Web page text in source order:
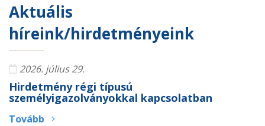
Aktuális
híreink/hirdetményeink
2026. július 29.
Hirdetmény régi típusú
személyigazolványokkal kapcsolatban
Tovább